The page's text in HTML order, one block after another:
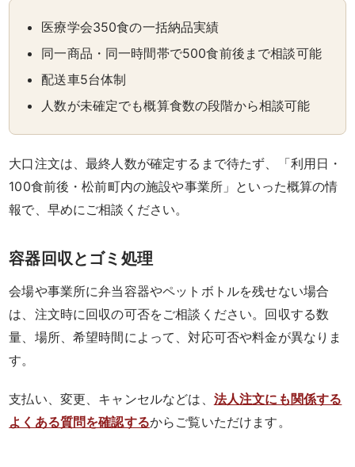
で
選
寿
司・
盛
り
合
京
医療学会350食の一括納品実績
同一商品・同一時間帯で500食前後まで相談可能
配送車5台体制
人数が未確定でも概算食数の段階から相談可能
大口注文は、最終人数が確定するまで待たず、「利用日・
100食前後・松前町内の施設や事業所」といった概算の情
報で、早めにご相談ください。
容器回収とゴミ処理
会場や事業所に弁当容器やペットボトルを残せない場合
は、注文時に回収の可否をご相談ください。回収する数
量、場所、希望時間によって、対応可否や料金が異なりま
す。
支払い、変更、キャンセルなどは、 法人注文にも関係する
よくある質問を確認するからご覧いただけます。